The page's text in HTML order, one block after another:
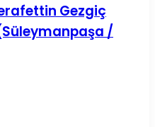
Gezgiç
/